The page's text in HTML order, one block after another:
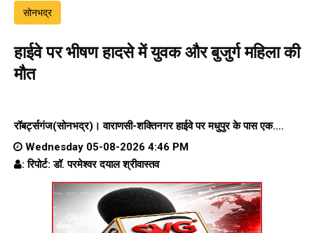
सोनभद्र
हाईवे पर भीषण हादसे में युवक और बुजुर्ग महिला की
मौत
रॉबर्ट्सगंज(सोनभद्र)। वाराणसी-शक्तिनगर हाईवे परमधुपुर के पास एक....
Wednesday 05-08-2026 4:46 PM
: रिपोर्ट: डॉ. परमेश्वर दयाल श्रीवास्तव